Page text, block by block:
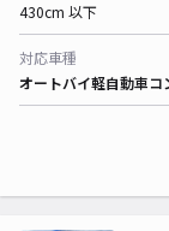
430cm 以下
対応車種
オートバイ軽自動車コ